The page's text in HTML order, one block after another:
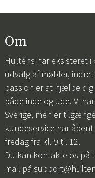
Om
Hulténs har eksisteret i
udvalg af møbler,
passion er at hjælpe
både inde og ude. Vi
Sverige, men er
kundeservice har
fredag fra kl. 9 til 12.
Du kan kontakte os på
mail på